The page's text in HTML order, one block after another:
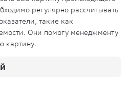
регулярно рассчитывать
такие как
Они помогу менеджменту
картину.